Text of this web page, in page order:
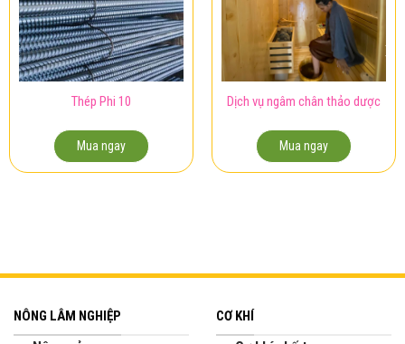
Thép Phi 10
Mua ngay
Dịch vụ ngâm chân thảo dược
Mua ngay
NÔNG LÂM NGHIỆP